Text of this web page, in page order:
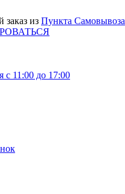
заказ из Пункта Самовывоза
с 11:00 до 17:00